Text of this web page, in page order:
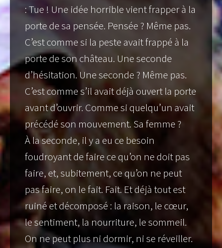
: Tue ! Une idée horrible vient frapper à la
porte de sa pensée. Pensée ? Même pas.
C’est comme si la peste avait frappé à la
porte de son château. Une seconde
d’hésitation. Une seconde ? Même pas.
C’est comme s’il avait déjà ouvert la porte
avant d’ouvrir. Comme si quelqu’un avait
précédé son mouvement. Sa femme ?
À la seconde, il y a eu ce besoin
foudroyant de faire ce qu’on ne doit pas
faire, et, subitement, ce qu’on ne peut
pas faire, on le fait. Fait. Et déjà tout est
ruiné et décomposé : la raison, le cœur,
le sentiment, la nourriture, le sommeil.
On ne peut plus ni dormir, ni se réveiller.